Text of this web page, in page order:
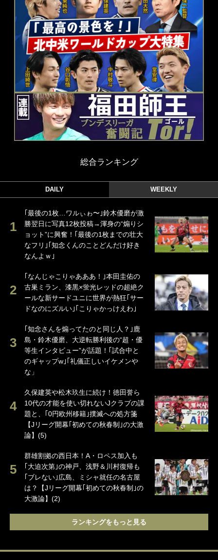
総合ランキング
DAILY WEEKLY
｢最後の1枚…ワルぃゎ〜｣鈴木優磨が激
勝翌日に写真12枚投稿→渾身の“煽りシ
ョット”に興奮！｢最後の1枚までの壮大
なフリ｣｢知念くんのことどんだけ好き
なんよｗ｣
｢なんじゃこりゃあああ！｣本田圭佑の
古巣ミラン、漆黒×蛍光レッドの超絶ク
ールな新サードユニに世界が熱狂｢サー
ドなのにズルい｣｢こりゃかっけえわ｣
｢知念さんを煽ってたのと同じ人？｣鹿
島・鈴木優磨、大逆転勝利後の“超・優
等生インタビュー”が話題！｢試合中と
のギャップw｣｢礼儀正しいイケメンや
な」
久保建英や松木玖生に続け！徳田誉ら
10代の才能を使い切れないJクラブの課
題と、｢0円欧州移籍｣撲滅への処方箋
【Jリーグ開幕｢初めての秋春制｣の大激
論】(5)
群雄割拠の西日本！A・ロペス加入も
｢大迫次第｣の神戸、浅野＆川村復帰も
｢ブレない｣広島、ミシャ就任の名古屋
は？【Jリーグ開幕｢初めての秋春制｣の
大激論】(2)
ランキングをもっと見る